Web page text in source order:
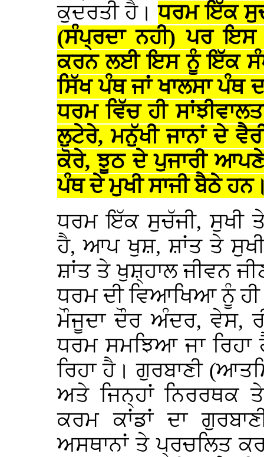
ਕੁਦਰਤੀ ਹੈ।ਧਰਮ ਇੱਕ
(ਸੰਪ੍ਰਦਾ ਨਹੀ) ਪਰ ਇਸ
ਕਰਨ ਲਈ ਇਸ ਨੂੰ ਇੱਕ
ਸਿੱਖ ਪੰਥ ਜਾਂ ਖਾਲਸਾ ਪੰਥ
ਧਰਮ ਵਿੱਚ ਹੀ
ਲੁਟੇਰੇ, ਮਨੁੱਖੀ ਜਾਨਾਂ ਦੇ
ਕੋਰੇ, ਝੂਠ ਦੇ ਪੁਜਾਰੀ
ਪੰਥ ਦੇ ਮੁਖੀ ਸਾਜੀ ਬੈਠੇ
ਧਰਮ ਇੱਕ ਸੁਚੱਜੀ, ਸੁਖੀ
ਹੈ, ਆਪ ਖੁਸ਼, ਸ਼ਾਂਤ ਤੇ
ਸ਼ਾਂਤ ਤੇ ਖੁਸ਼੍ਹਾਲ ਜੀਵਨ
ਧਰਮ ਦੀ ਵਿਆਖਿਆ ਨੂੰ
ਮੌਜੂਦਾ ਦੌਰ ਅੰਦਰ, ਵੇਸ,
ਧਰਮ ਸਮਝਿਆ ਜਾ
ਰਿਹਾ ਹੈ। ਗੁਰਬਾਣੀ
ਅਤੇ ਜਿਨ੍ਹਾਂ ਨਿਰਰਥਕ
ਕਰਮ ਕਾਂਡਾਂ ਦਾ
ਅਸਥਾਨਾਂ ਤੇ ਪ੍ਰਚਲਿਤ